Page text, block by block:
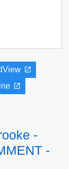
-
-